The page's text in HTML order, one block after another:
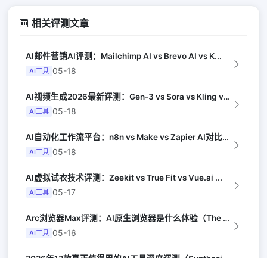
相关评测文章
AI邮件营销AI评测：Mailchimp AI vs Brevo AI vs K...
AI工具 05-18
AI视频生成2026最新评测：Gen-3 vs Sora vs Kling vs...
AI工具 05-18
AI自动化工作流平台：n8n vs Make vs Zapier AI对比（Au...
AI工具 05-18
AI虚拟试衣技术评测：Zeekit vs True Fit vs Vue.ai ...
AI工具 05-17
Arc浏览器Max评测：AI原生浏览器是什么体验（The Verge）
AI工具 05-16